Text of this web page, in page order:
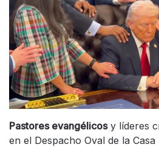
Pastores evangélicosy líderes
en el Despacho Oval de la